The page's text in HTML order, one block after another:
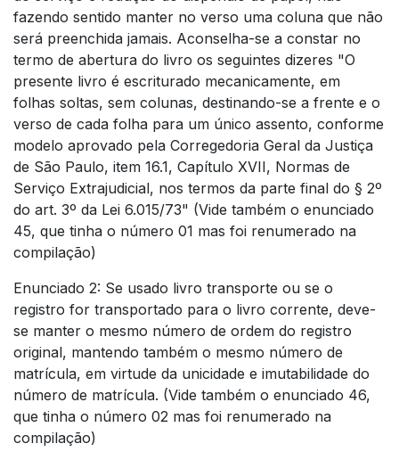
fazendo sentido manter no verso uma coluna que não
será preenchida jamais. Aconselha-se a constar no
termo de abertura do livro os seguintes dizeres "O
presente livro é escriturado mecanicamente, em
folhas soltas, sem colunas, destinando-se a frente e o
verso de cada folha para um único assento, conforme
modelo aprovado pela Corregedoria Geral da Justiça
de São Paulo, item 16.1, Capítulo XVII, Normas de
Serviço Extrajudicial, nos termos da parte final do § 2º
do art. 3º da Lei 6.015/73" (Vide também o enunciado
45, que tinha o número 01 mas foi renumerado na
compilação)
Enunciado 2: Se usado livro transporte ou se o
registro for transportado para o livro corrente, deve-
se manter o mesmo número de ordem do registro
original, mantendo também o mesmo número de
matrícula, em virtude da unicidade e imutabilidade do
número de matrícula. (Vide também o enunciado 46,
que tinha o número 02 mas foi renumerado na
compilação)